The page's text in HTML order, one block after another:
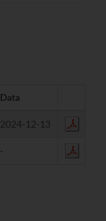
Data
2024-12-13
-